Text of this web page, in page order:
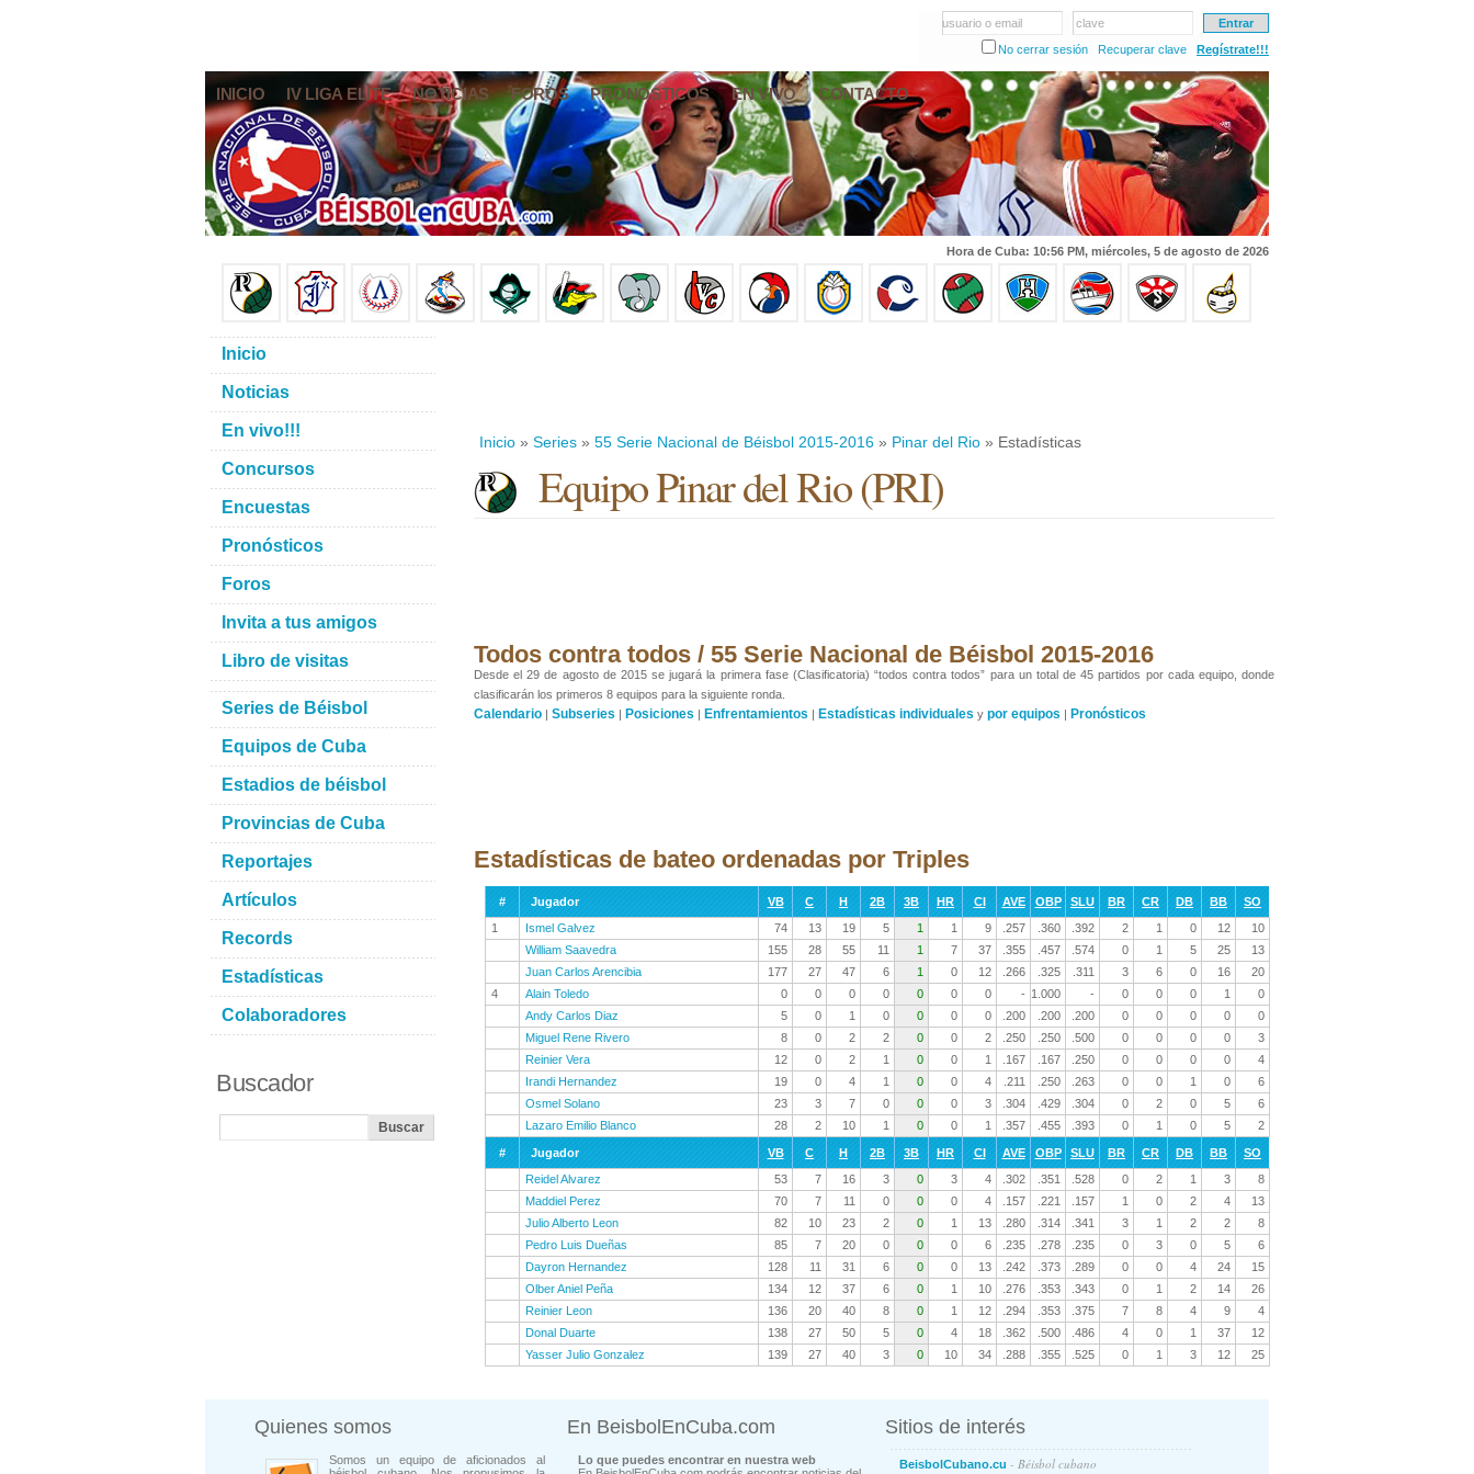
usuario o email
clave
No cerrar sesión
Recuperar clave Regístrate!!!
INICIO IV LIGA ELITE NOTICIAS FOROS PRONÓSTICOS EN VIVO CONTACTO
Hora de Cuba: 10:56 PM, miércoles, 5 de agosto de 2026
Inicio » Series » 55 Serie Nacional de Béisbol 2015-2016 » Pinar del Rio » Estadísticas
Equipo Pinar del Rio (PRI)
Todos contra todos / 55 Serie Nacional de Béisbol 2015-2016
Desde el 29 de agosto de 2015 se jugará la primera fase (Clasificatoria) “todos contra todos” para un total de 45 partidos por cada equipo, donde
clasificarán los primeros 8 equipos para la siguiente ronda.
Calendario | Subseries | Posiciones | Enfrentamientos | Estadísticas individuales y por equipos | Pronósticos
Estadísticas de bateo ordenadas por Triples
# Jugador VB C H 2B 3B HR CI AVE OBP SLU BR CR DB BB
SO
1
Ismel Galvez 74 13 19 5 1 1 9 .257 .360 .392 2 1 0 12
10
William Saavedra
155 28 55 11 1 7 37 .355 .457 .574 0 1 5 25
13
Juan Carlos Arencibia
177 27 47 6 1 0 12 .266 .325 .311 3 6 0 16
20
4
Alain Toledo 0 0 0 0 0 0 0 - 1.000 - 0 0 0 1
0
Andy Carlos Diaz
5 0 1 0 0 0 0 .200 .200 .200 0 0 0 0
0
Miguel Rene Rivero
8 0 2 2 0 0 2 .250 .250 .500 0 0 0 0
3
Reinier Vera
12 0 2 1 0 0 1 .167 .167 .250 0 0 0 0
4
Irandi Hernandez
19 0 4 1 0 0 4 .211 .250 .263 0 0 1 0
6
Osmel Solano
23 3 7 0 0 0 3 .304 .429 .304 0 2 0 5
6
Lazaro Emilio Blanco
28 2 10 1 0 0 1 .357 .455 .393 0 1 0 5 2
# Jugador VB C H 2B 3B HR CI AVE OBP SLU BR CR DB BB
SO
Reidel Alvarez
53 7 16 3 0 3 4 .302 .351 .528 0 2 1 3
8
Maddiel Perez
70 7 11 0 0 0 4 .157 .221 .157 1 0 2 4
13
Julio Alberto Leon
82 10 23 2 0 1 13 .280 .314 .341 3 1 2 2
8
Pedro Luis Dueñas
85 7 20 0 0 0 6 .235 .278 .235 0 3 0 5
6
Dayron Hernandez
128 11 31 6 0 0 13 .242 .373 .289 0 0 4 24
15
Olber Aniel Peña
134 12 37 6 0 1 10 .276 .353 .343 0 1 2 14
26
Reinier Leon
136 20 40 8 0 1 12 .294 .353 .375 7 8 4 9
4
Donal Duarte
138 27 50 5 0 4 18 .362 .500 .486 4 0 1 37
12
Yasser Julio Gonzalez
139 27 40 3 0 10 34 .288 .355 .525 0 1 3 12 25
Inicio
Noticias
En vivo!!!
Concursos
Encuestas
Pronósticos
Foros
Invita a tus amigos
Libro de visitas
Series de Béisbol
Equipos de Cuba
Estadios de béisbol
Provincias de Cuba
Reportajes
Artículos
Records
Estadísticas
Colaboradores
Buscador
Quienes somos
Somos un equipo de aficionados al
En BeisbolEnCuba.com
Lo que puedes encontrar en nuestra web
Sitios de interés
BeisbolCubano.cu - Béisbol cubano